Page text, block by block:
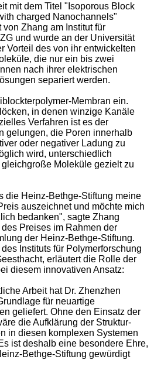
mit dem Titel "Isoporous Block
charged Nanochannels"
Zhang am Institut für
und wurde an der Universität
Vorteil des von ihr entwickelten
die nur ein bis zwei
nach ihrer elektrischen
separiert werden.
Membran ein.
in denen winzige Kanäle
Verfahren ist es der
gelungen, die Poren innerhalb
oder negativer Ladung zu
wird, unterschiedlich
Moleküle gezielt zu
die Heinz-Bethge-Stiftung meine
auszeichnet und möchte mich
bedanken", sagte Zhang
Preises im Rahmen der
der Heinz-Bethge-Stiftung.
Instituts für Polymerforschung
erläutert die Rolle der
diesem innovativen Ansatz:
Arbeit hat Dr. Zhenzhen
für neuartige
geliefert. Ohne den Einsatz der
die Aufklärung der Struktur-
in diesen komplexen Systemen
ist deshalb eine besondere Ehre,
Bethge-Stiftung gewürdigt